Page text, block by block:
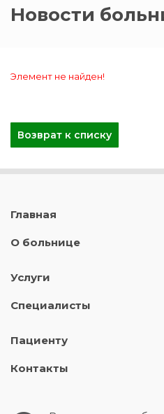
Новости
Элемент не найден!
Возврат к списку
Главная
О больнице
Услуги
Специалисты
Пациенту
Контакты